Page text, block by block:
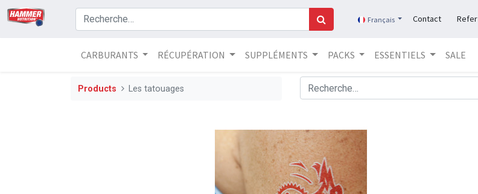
Français Contact Refer
CARBURANTS RÉCUPÉRATION SUPPLÉMENTS PACKS ESSENTIELS SALE
Products Les tatouages